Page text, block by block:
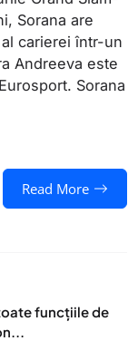
Sorana are
carierei într-un
Andreeva este
Sorana
Read More
funcțiile de